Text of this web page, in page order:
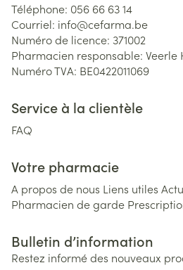
Téléphone: 056 66 63 14
Courriel: info@cefarma.be
Numéro de licence: 371002
Pharmacien responsable: Veerle
Numéro TVA: BE0422011069
Service à la clientèle
FAQ
Votre pharmacie
A propos de nous Liens utiles
Pharmacien de garde
Bulletin d’information
Restez informé des nouveaux